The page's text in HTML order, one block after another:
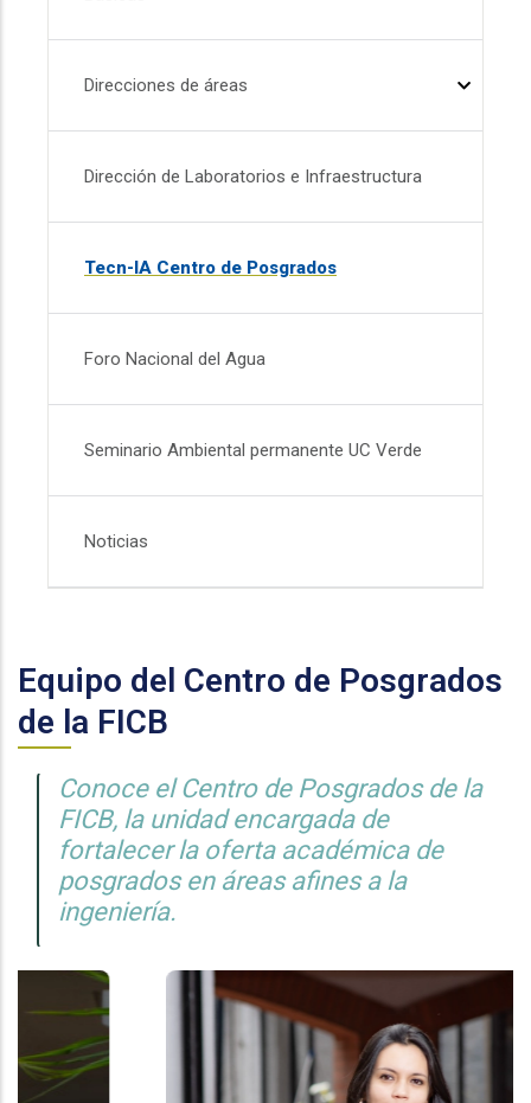
Direcciones de áreas
Dirección de Laboratorios e Infraestructura
Tecn-IA Centro de Posgrados
Foro Nacional del Agua
Seminario Ambiental permanente UC Verde
Noticias
Equipo del Centro de Posgrados
de la FICB
Conoce el Centro de Posgrados de la
FICB, la unidad encargada de
fortalecer la oferta académica de
posgrados en áreas afines a la
ingeniería.